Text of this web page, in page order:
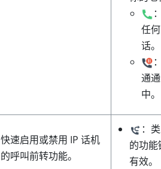
任
话。
通
中。
快速启用或禁用 IP 话机
的呼叫前转功能。
：
的功能
有效。